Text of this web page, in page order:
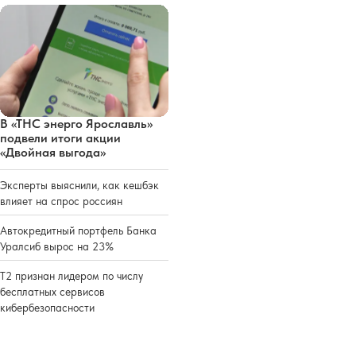
В «ТНС энерго Ярославль»
подвели итоги акции
«Двойная выгода»
Эксперты выяснили, как кешбэк
влияет на спрос россиян
Автокредитный портфель Банка
Уралсиб вырос на 23%
Т2 признан лидером по числу
бесплатных сервисов
кибербезопасности